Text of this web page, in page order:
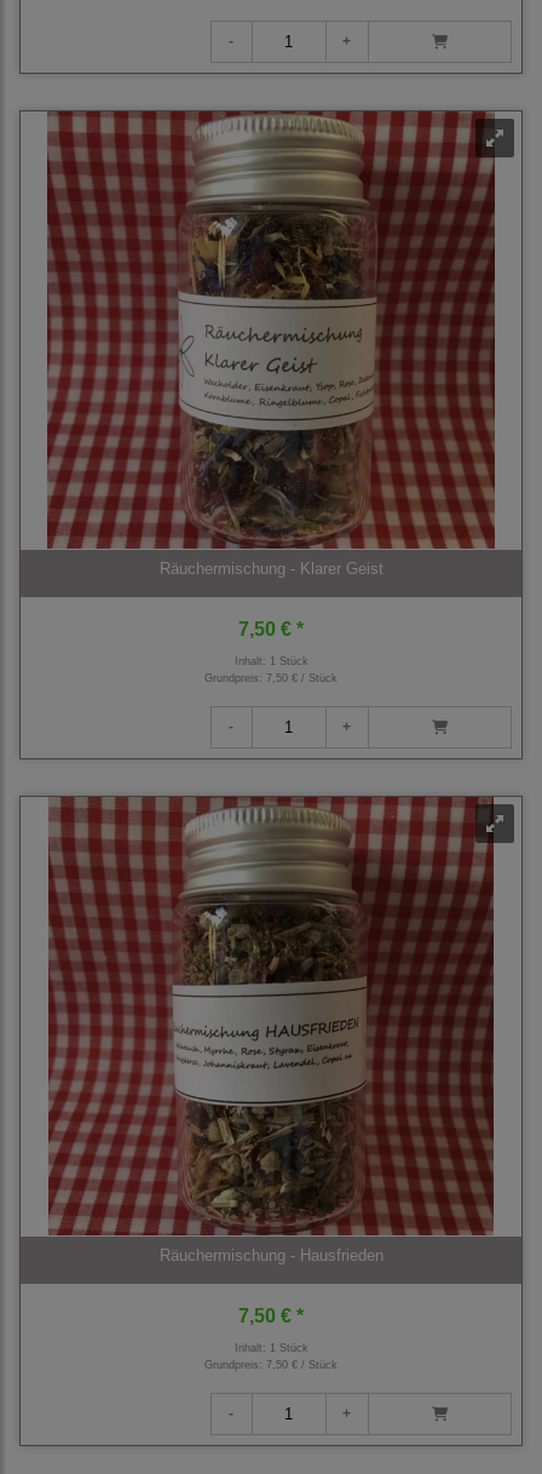
Räuchermischung - Klarer Geist
7,50 € *
Inhalt: 1 Stück
Grundpreis: 7,50 € / Stück
Räuchermischung - Hausfrieden
7,50 € *
Inhalt: 1 Stück
Grundpreis: 7,50 € / Stück